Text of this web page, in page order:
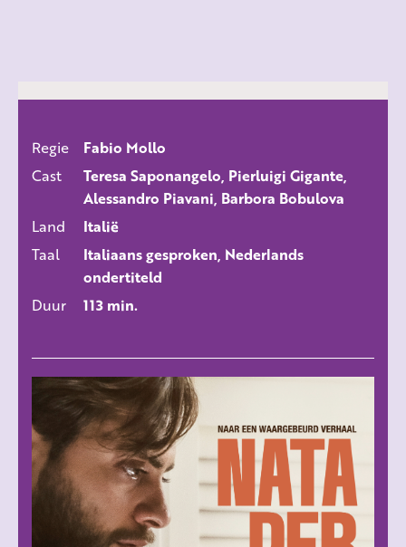
Regie
Fabio Mollo
Cast
Teresa Saponangelo, Pierluigi Gigante,
Alessandro Piavani, Barbora Bobulova
Land
Italië
Taal
Italiaans gesproken, Nederlands
ondertiteld
Duur
113 min.